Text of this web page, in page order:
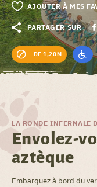
AJOUTER À MES
PARTAGER SUR
- DE 1,20M
LA RONDE INFERNALE
Envolez-
aztèque
Embarquez à bord du